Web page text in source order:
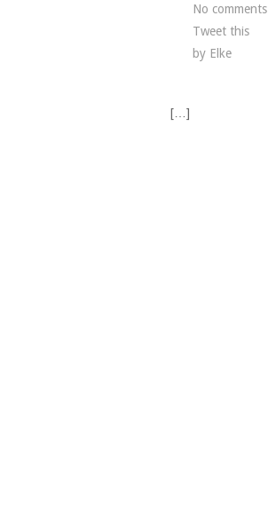
No comments
Tweet this
by Elke
[…]